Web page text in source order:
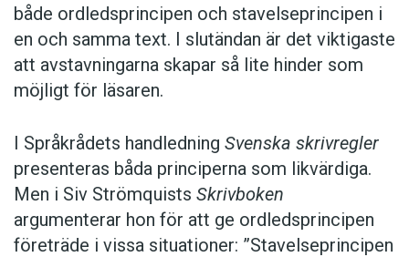
både ordledsprincipen och stavelseprincipen i
en och samma text. I slutändan är det viktigaste
att avstavningarna skapar så lite hinder som
möjligt för läsaren.
I Språkrådets handledning Svenska skrivregler
presenteras båda principerna som likvärdiga.
Men i Siv Strömquists Skrivboken
argumenterar hon för att ge ordledsprincipen
företräde i vissa situationer: ”Stavelseprincipen